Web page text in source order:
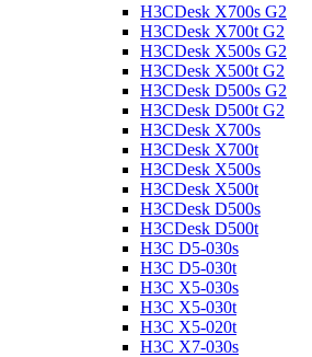
H3CDesk X700s G2
H3CDesk X700t G2
H3CDesk X500s G2
H3CDesk X500t G2
H3CDesk D500s G2
H3CDesk D500t G2
H3CDesk X700s
H3CDesk X700t
H3CDesk X500s
H3CDesk X500t
H3CDesk D500s
H3CDesk D500t
H3C D5-030s
H3C D5-030t
H3C X5-030s
H3C X5-030t
H3C X5-020t
H3C X7-030s